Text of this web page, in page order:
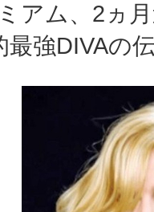
アム、2ヵ
最強DIVAの